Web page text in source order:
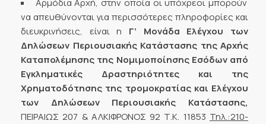
Αρμόδια Αρχή, στην οποία οι υπόχρεοι μπορούν
να απευθύνονται για περισσότερες πληροφορίες και
διευκρινήσεις, είναι η Γ’ Μονάδα Ελέγχου των
Δηλώσεων Περιουσιακής Κατάστασης της Αρχής
Καταπολέμησης της Νομιμοποίησης Εσόδων από
Εγκληματικές Δραστηριότητες και της
Χρηματοδότησης της τρομοκρατίας και Ελέγχου
των Δηλώσεων Περιουσιακής Κατάστασης,
ΠΕΙΡΑΙΩΣ 207 & ΑΛΚΙΦΡΟΝΟΣ 92 Τ.Κ. 11853 Τηλ.:210-